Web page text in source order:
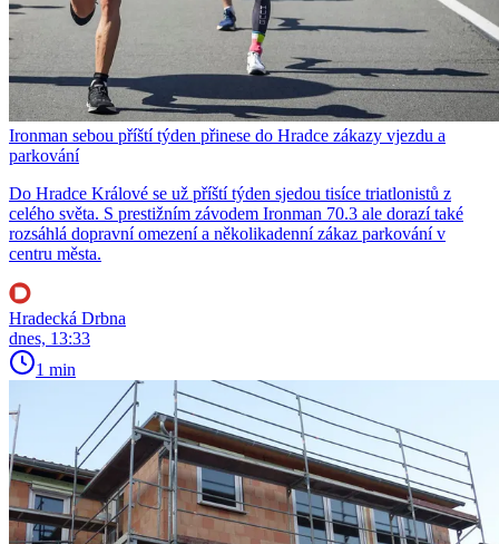
Ironman sebou příští týden přinese do Hradce zákazy vjezdu a
parkování
Do Hradce Králové se už příští týden sjedou tisíce triatlonistů z
celého světa. S prestižním závodem Ironman 70.3 ale dorazí také
rozsáhlá dopravní omezení a několikadenní zákaz parkování v
centru města.
Hradecká Drbna
dnes, 13:33
1 min